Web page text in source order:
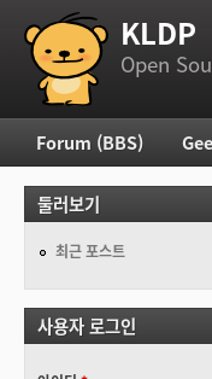
부 메뉴 KLDP
Open
주 메뉴
Forum (BBS)
둘러보기
최근 포스트
사용자 로그인